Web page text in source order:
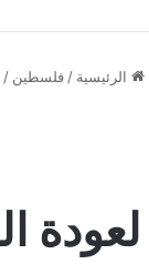
الرئيسية / فلسطين /